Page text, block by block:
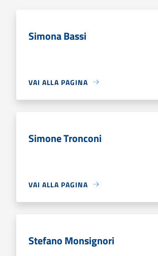
Simona Bassi
VAI ALLA PAGINA
Simone Tronconi
VAI ALLA PAGINA
Stefano Monsignori